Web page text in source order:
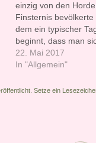
einzig von den
Finsternis
dem ein typischer
beginnt, dass man
liebsten gleich wieder
über den Kopf ziehen
erklären wir in
22. Mai 2017
In "Allgemein"
Setze ein